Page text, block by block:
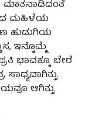
ಮಾತನಾಡಿದಂತೆ
ಮಹಿಳೆಯ
ಹುಡುಗಿಯ
ಇನ್ನೊಮ್ಮೆ
ಭಾವಕ್ಕೂ ಬೇರೆ
ಆಗಿತ್ತು.